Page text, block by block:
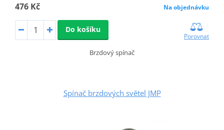
476 Kč Na objednávku
Do košíku
Porovnat
Brzdový spínač
Spínač brzdových světel JMP